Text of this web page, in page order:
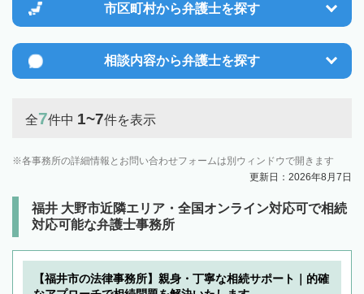
市区町村から弁護士を探す
相談内容から弁護士を探す
全7件中 1~7件を表示
各事務所の詳細情報とお問い合わせフォームは別ウィンドウで開きます
更新日：2026年8月7日
福井 大野市近隣エリア・全国オンライン対応可で相続
対応可能な弁護士事務所
【福井市の法律事務所】親身・丁寧な相続サポート｜的確